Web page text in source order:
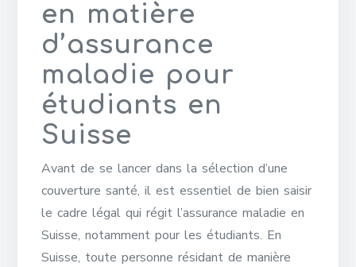
en matière
d’assurance
maladie pour
étudiants en
Suisse
Avant de se lancer dans la sélection d’une
couverture santé, il est essentiel de bien saisir
le cadre légal qui régit l’assurance maladie en
Suisse, notamment pour les étudiants. En
Suisse, toute personne résidant de manière